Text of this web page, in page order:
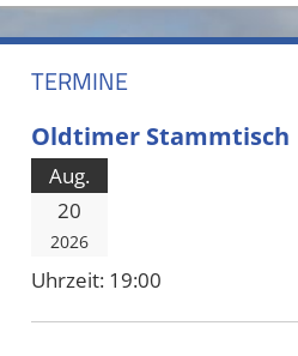
TERMINE
Oldtimer Stammtisch
Aug.
20
2026
Uhrzeit: 19:00